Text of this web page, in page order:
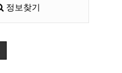
정보찾기